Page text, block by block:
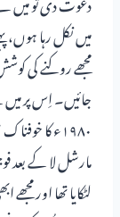
میں نکل رہا ہوں،
مجھے روکنے کی
جائیں۔ اِس پر
مارشل لا کے بعد
لٹکایا تھا اور